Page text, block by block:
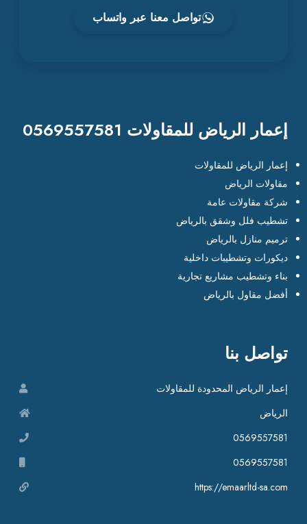
تواصل معنا عبر واتساب
إعمار الرياض للمقاولات 0569557581
إعمار الرياض للمقاولات
مقاولات الرياض
شركة مقاولات عامة
تشطيب فلل وشقق بالرياض
ترميم منازل بالرياض
ديكورات وتشطيبات داخلية
بناء وتشطيب مشاريع تجارية
أفضل مقاول بالرياض
تواصل بنا
إعمار الرياض المحدودة للمقاولات
الرياض
0569557581
0569557581
https://emaarltd-sa.com